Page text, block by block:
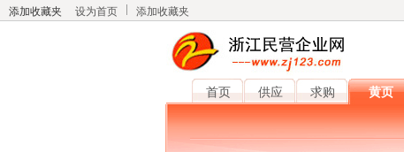
添加收藏夹 设为首页 添加收藏夹
首页 供应 求购 黄页